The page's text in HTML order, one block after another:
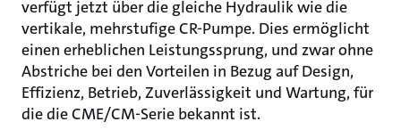
verfügt jetzt über die gleiche Hydraulik wie die
vertikale, mehrstufige CR-Pumpe. Dies ermöglicht
einen erheblichen Leistungssprung, und zwar ohne
Abstriche bei den Vorteilen in Bezug auf Design,
Effizienz, Betrieb, Zuverlässigkeit und Wartung, für
die die CME/CM-Serie bekannt ist.